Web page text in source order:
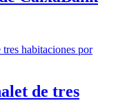
de tres